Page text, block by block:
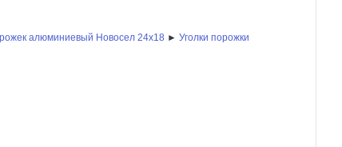
алюминиевый Новосел 24х18 ► Уголки порожки